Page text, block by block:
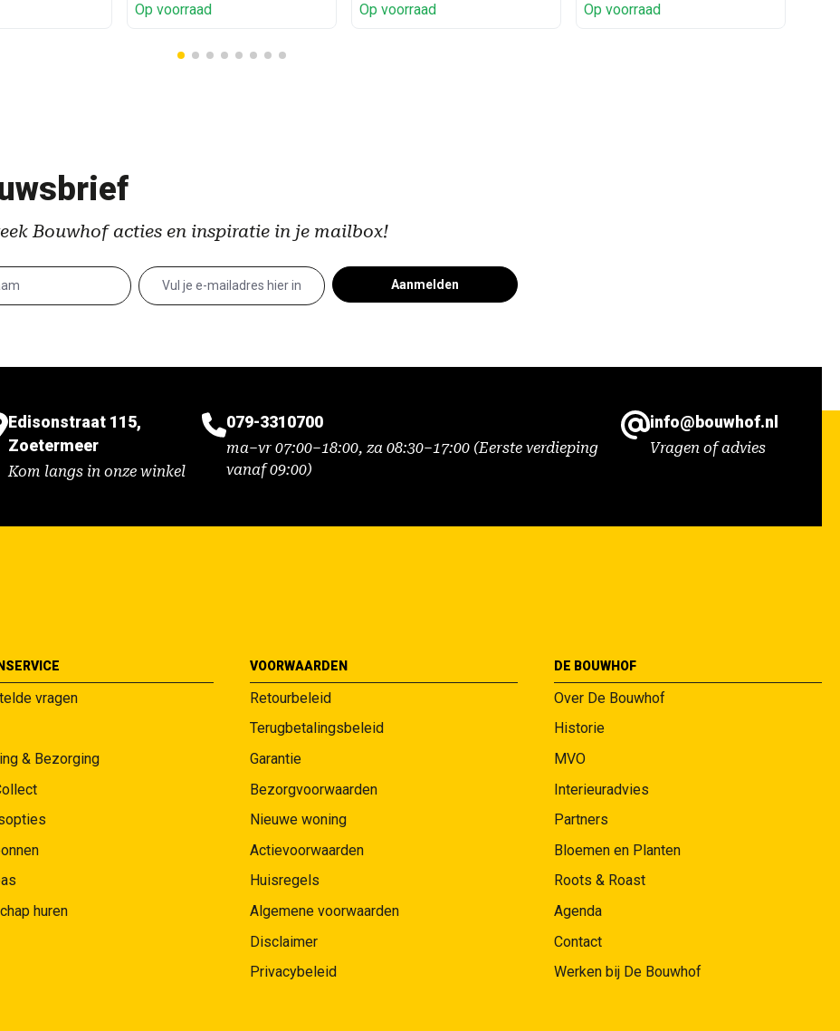
Op voorraad Op voorraad Op voorraad
Bouwhof acties en inspiratie in je mailbox!
Aanmelden
Edisonstraat 115,
Zoetermeer
Kom langs in onze winkel
079-3310700
ma–vr 07:00–18:00, za 08:30–17:00 (Eerste verdieping
vanaf 09:00)
info@bouwhof.nl
Vragen of advies
vragen
& Bezorging
huren
VOORWAARDEN
Retourbeleid
Terugbetalingsbeleid
Garantie
Bezorgvoorwaarden
Nieuwe woning
Actievoorwaarden
Huisregels
Algemene voorwaarden
Disclaimer
Privacybeleid
DE BOUWHOF
Over De Bouwhof
Historie
MVO
Interieuradvies
Partners
Bloemen en Planten
Roots & Roast
Agenda
Contact
Werken bij De Bouwhof